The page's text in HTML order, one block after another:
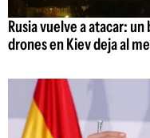
Rusia vuelve a atacar:
drones en Kiev deja al